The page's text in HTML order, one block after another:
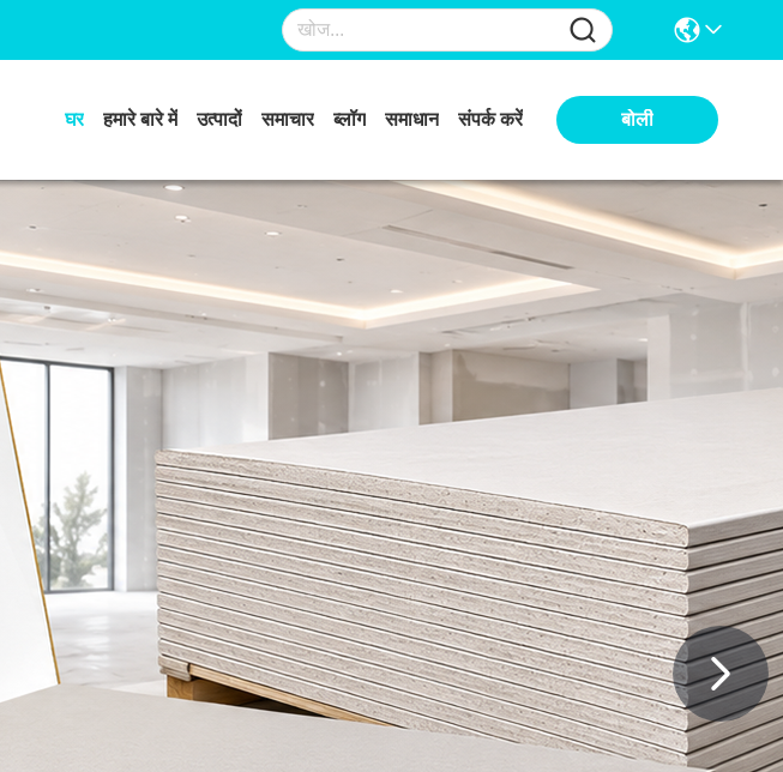
घर हमारे बारे में उत्पादों समाचार ब्लॉग समाधान संपर्क करें बोली